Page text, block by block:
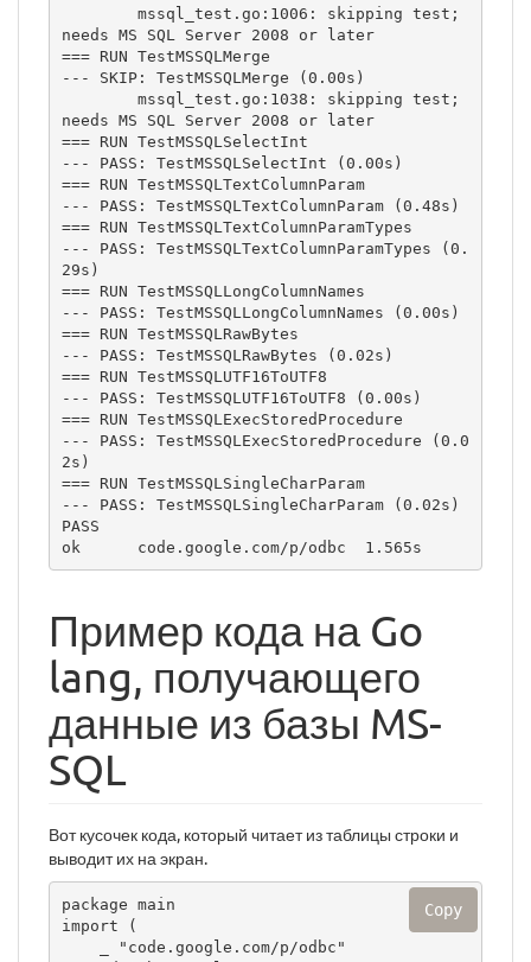
needs MS SQL Server 2008 or later
=== RUN TestMSSQLMerge
--- SKIP: TestMSSQLMerge (0.00s)
needs MS SQL Server 2008 or later
=== RUN TestMSSQLSelectInt
--- PASS: TestMSSQLSelectInt (0.00s)
=== RUN TestMSSQLTextColumnParam
--- PASS: TestMSSQLTextColumnParam (0.48s)
=== RUN TestMSSQLTextColumnParamTypes
--- PASS: TestMSSQLTextColumnParamTypes (0.
29s)
=== RUN TestMSSQLLongColumnNames
--- PASS: TestMSSQLLongColumnNames (0.00s)
=== RUN TestMSSQLRawBytes
--- PASS: TestMSSQLRawBytes (0.02s)
=== RUN TestMSSQLUTF16ToUTF8
--- PASS: TestMSSQLUTF16ToUTF8 (0.00s)
=== RUN TestMSSQLExecStoredProcedure
--- PASS: TestMSSQLExecStoredProcedure (0.0
2s)
=== RUN TestMSSQLSingleCharParam
--- PASS: TestMSSQLSingleCharParam (0.02s)
PASS
ok      code.google.com/p/odbc  1.565s
Пример кода на Go
lang, получающего
данные из базы MS-
SQL
Вот кусочек кода, который читает из таблицы строки и
выводит их на экран.
package main
import (
Copy